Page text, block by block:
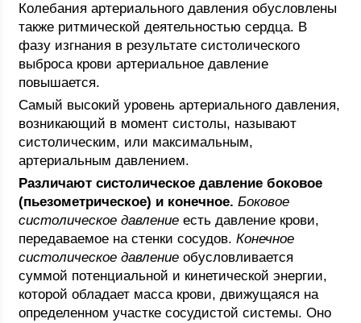
Колебания артериального давления обусловлены
также ритмической деятельностью сердца. В
фазу изгнания в результате систолического
выброса крови артериальное давление
повышается.
Самый высокий уровень артериального давления,
возникающий в момент систолы, называют
систолическим, или максимальным,
артериальным давлением.
Различают систолическое давление боковое
(пьезометрическое) и конечное. Боковое
систолическое давление есть давление крови,
передаваемое на стенки сосудов.Конечное
систолическое давление обусловливается
суммой потенциальной и кинетической энергии,
которой обладает масса крови, движущаяся на
определенном участке сосудистой системы. Оно